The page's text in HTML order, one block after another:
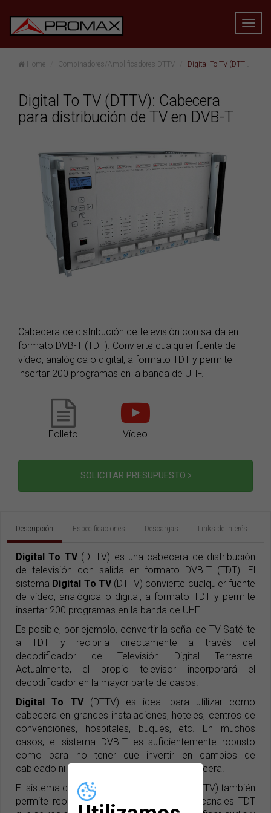
Home Combinadores/Amplificadores DTTV Digital To TV (DTTV): Cabecera para distribución de TV en DVB-T
Digital To TV (DTTV): Cabecera
para distribución de TV en DVB-T
Cabecera de distribución de televisión con salida en
formato DVB-T (TDT). Convierte cualquier fuente de
vídeo, analógica o digital, a formato TDT y permite
insertar 200 programas en la banda de UHF.
Folleto Vídeo
SOLICITAR PRESUPUESTO
Descripción Especificaciones Descargas Links de Interés
Digital To TV(DTTV) es una cabecera de distribución
de televisión con salida en formato DVB-T (TDT). El
sistema Digital To TV(DTTV) convierte cualquier fuente
de vídeo, analógica o digital, a formato TDT y permite
insertar 200 programas en la banda de UHF.
Es posible, por ejemplo, convertir la señal de TV Satélite
a TDT y recibirla directamente a través del
decodificador de Televisión Digital Terrestre.
Actualmente, el propio televisor incorporará el
decodificador en la mayor parte de casos.
Digital To TV(DTTV) es ideal para utilizar como
cabecera en grandes instalaciones, hoteles, centros de
convenciones, hospitales, buques, etc. En muchos
casos, el sistema DVB-T es suficientemente robusto
como para no tener que invertir en cambios de
cableado ni conexiones; tan sólo en la cabecera.
El sistema de distribución
(DTTV) también
permite reordenar el espectro, añadir los canales TDT